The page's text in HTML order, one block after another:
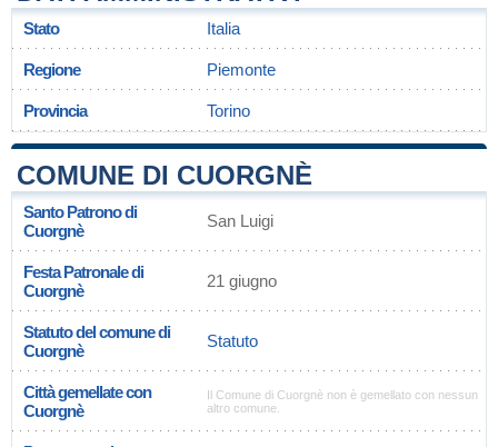
Stato Italia
Regione Piemonte
Provincia Torino
COMUNE DI CUORGNÈ
Santo Patrono di
Cuorgnè
San Luigi
Festa Patronale di
Cuorgnè
21 giugno
Statuto del comune di
Cuorgnè
Statuto
Città gemellate con
Cuorgnè
Il Comune di Cuorgnè non è gemellato con nessun
altro comune.